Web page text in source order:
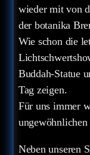
wieder mit von
der botanika
Wie schon die
Buddah-Statue
Tag zeigen.
Für uns immer
Neben unseren